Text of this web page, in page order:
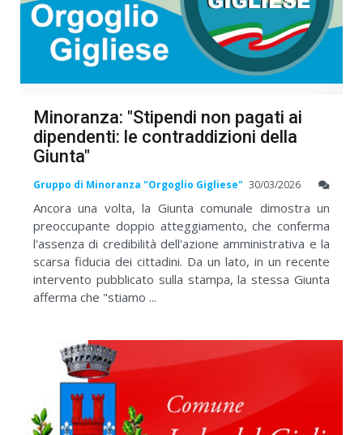
Minoranza: "Stipendi non pagati ai
dipendenti: le contraddizioni della
Giunta"
Gruppo di Minoranza "Orgoglio Gigliese" 30/03/2026
Ancora una volta, la Giunta comunale dimostra un
preoccupante doppio atteggiamento, che conferma
l'assenza di credibilità dell'azione amministrativa e la
scarsa fiducia dei cittadini. Da un lato, in un recente
intervento pubblicato sulla stampa, la stessa Giunta
afferma che "stiamo ...